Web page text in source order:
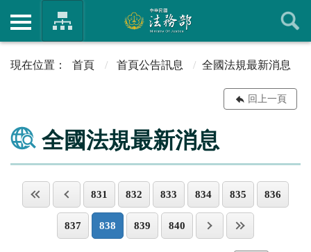
首頁 首頁公告訊息 全國法規最新消息
回上一頁
全國法規最新消息
831 832 833 834 835 836
837 838 839 840